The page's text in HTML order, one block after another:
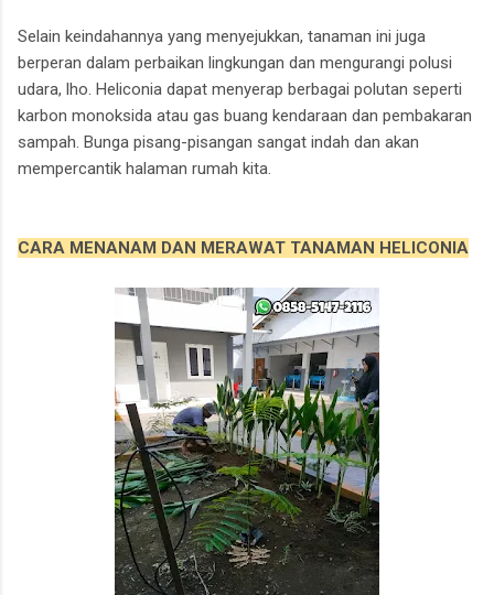
Selain keindahannya yang menyejukkan, tanaman ini juga
berperan dalam perbaikan lingkungan dan mengurangi polusi
udara, lho. Heliconia dapat menyerap berbagai polutan seperti
karbon monoksida atau gas buang kendaraan dan pembakaran
sampah. Bunga pisang-pisangan sangat indah dan akan
mempercantik halaman rumah kita.
CARA MENANAM DAN MERAWAT TANAMAN HELICONIA